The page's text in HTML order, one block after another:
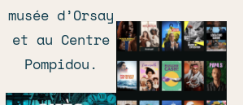
musée d’Orsay
et au Centre
Pompidou.